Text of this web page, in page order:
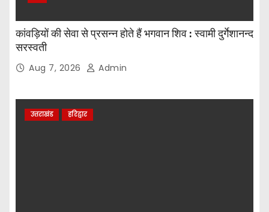
कांवड़ियों की सेवा से प्रसन्न होते हैं भगवान शिव : स्वामी दुर्गेशानन्द
सरस्वती
Aug 7, 2026 Admin
उत्तराखंड हरिद्वार